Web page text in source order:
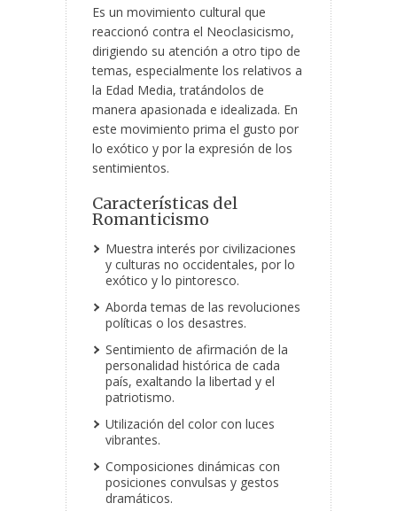
Es un movimiento cultural que
reaccionó contra el Neoclasicismo,
dirigiendo su atención a otro tipo de
temas, especialmente los relativos a
la Edad Media, tratándolos de
manera apasionada e idealizada. En
este movimiento prima el gusto por
lo exótico y por la expresión de los
sentimientos.
Características del
Romanticismo
Muestra interés por civilizaciones
y culturas no occidentales, por lo
exótico y lo pintoresco.
Aborda temas de las revoluciones
políticas o los desastres.
Sentimiento de afirmación de la
personalidad histórica de cada
país, exaltando la libertad y el
patriotismo.
Utilización del color con luces
vibrantes.
Composiciones dinámicas con
posiciones convulsas y gestos
dramáticos.